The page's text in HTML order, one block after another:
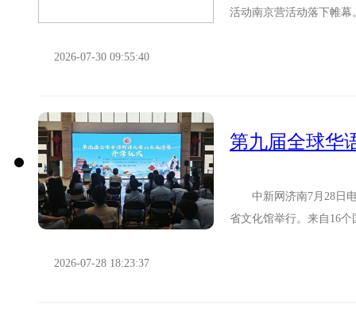
活动南京营活动落下帷
2026-07-30 09:55:40
第九届全球华
中新网济南7月28日电
省文化馆举行。来自16
2026-07-28 18:23:37